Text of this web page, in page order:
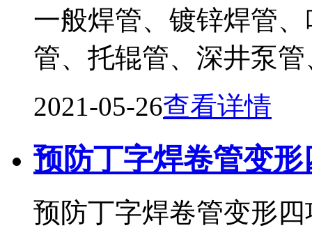
一般焊管、镀锌焊管
管、托辊管、深井泵
2021-05-26查看详情
预防丁字焊卷管变
预防丁字焊卷管变形